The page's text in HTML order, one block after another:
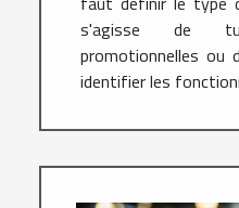
s'agisse de
promotionnelles ou
identifier les